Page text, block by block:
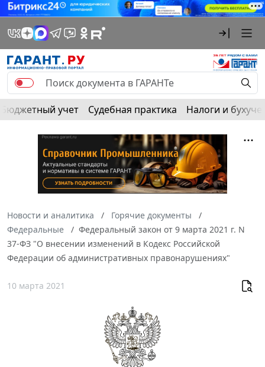
Бюджетный учет Судебная практика Налоги и
Новости и аналитика
Горячие документы
Федеральные
Федеральный закон от 9 марта 2021 г. N
37-ФЗ "О внесении изменений в Кодекс Российской
Федерации об административных правонарушениях"
10 марта 2021